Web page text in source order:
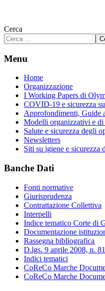
Cerca
Menu
Home
Organizzazione
I Working Papers di
COVID-19 e sicurezza
Approfondimenti, Guide
Modelli organizzativi e di
Salute e sicurezza degli
Newsletters
Siti su igiene e sicurezza
Banche Dati
Fonti normative
Giurisprudenza
Contrattazione Collettiva
Interpelli
Indice tematico Corte di
Documentazione
Rassegna bibliografica
D.lgs. 9 aprile 2008, n. 81
Indici tematici
CoReCo Marche
CoReCo Marche